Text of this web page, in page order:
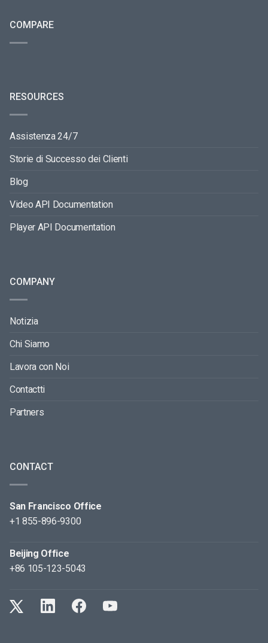
COMPARE
RESOURCES
Assistenza 24/7
Storie di Successo dei Clienti
Blog
Video API Documentation
Player API Documentation
COMPANY
Notizia
Chi Siamo
Lavora con Noi
Contactti
Partners
CONTACT
San Francisco Office
+1 855-896-9300
Beijing Office
+86 105-123-5043